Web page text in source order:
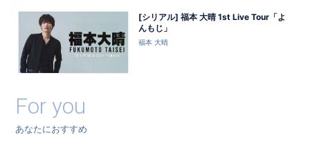
[シリアル] 福本 大晴 1st Live Tour「よ
んもじ」
福本 大晴
For you
あなたにおすすめ